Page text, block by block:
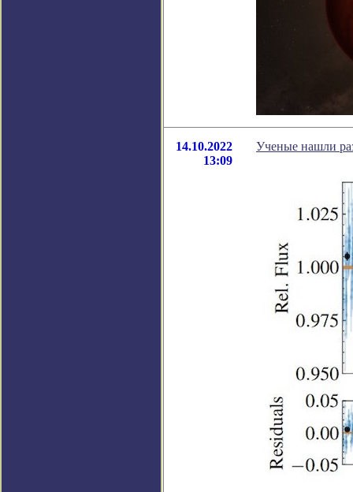
14.10.2022
13:09
Ученые нашли